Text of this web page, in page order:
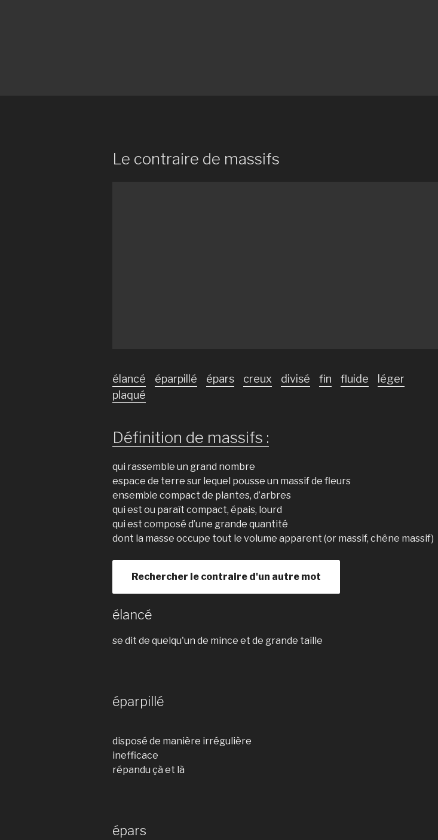
Le contraire de massifs
élancé éparpillé épars creux divisé fin fluide
léger
plaqué
Définition de massifs :
qui rassemble un grand nombre
espace de terre sur lequel pousse un massif de fleurs
ensemble compact de plantes, d’arbres
qui est ou paraît compact, épais, lourd
qui est composé d’une grande quantité
dont la masse occupe tout le volume apparent (or massif, chêne massif)
Rechercher le contraire d'un autre mot
élancé
se dit de quelqu'un de mince et de grande taille
éparpillé
disposé de manière irrégulière
inefficace
répandu çà et là
épars